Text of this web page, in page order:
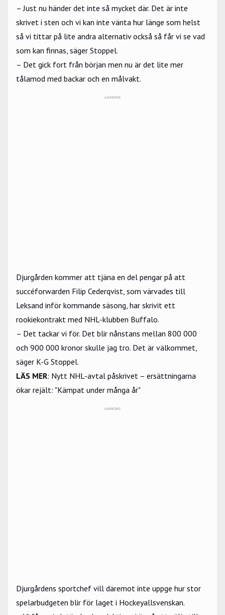
– Just nu händer det inte så mycket där. Det är inte
skrivet i sten och vi kan inte vänta hur länge som helst
så vi tittar på lite andra alternativ också så får vi se vad
som kan finnas, säger Stoppel.
– Det gick fort från början men nu är det lite mer
tålamod med backar och en målvakt.
ANNONS
Djurgården kommer att tjäna en del pengar på att
succéforwarden Filip Cederqvist, som värvades till
Leksand inför kommande säsong, har skrivit ett
rookiekontrakt med NHL-klubben Buffalo.
– Det tackar vi för. Det blir nånstans mellan 800 000
och 900 000 kronor skulle jag tro. Det är välkommet,
säger K-G Stoppel.
LÄS MER: Nytt NHL-avtal påskrivet – ersättningarna
ökar rejält: "Kämpat under många år"
ANNONS
Djurgårdens sportchef vill däremot inte uppge hur stor
spelarbudgeten blir för laget i Hockeyallsvenskan.